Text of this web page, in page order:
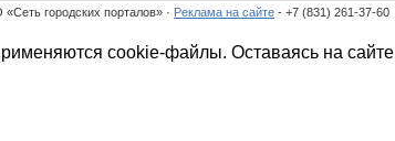
городских порталов» · Реклама на сайте - +7 (831) 261-37-60
cookie-файлы. Оставаясь на